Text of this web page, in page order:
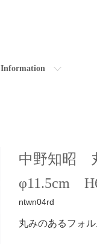
Information
中野知昭
φ11.5cm
ntwn04rd
丸みのあるフォル